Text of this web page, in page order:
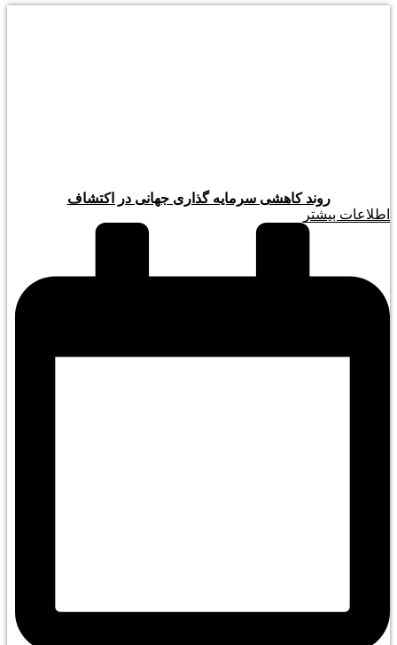
روند کاهشی سرمایه گذاری جهانی در اکتشاف
اطلاعات بیشتر